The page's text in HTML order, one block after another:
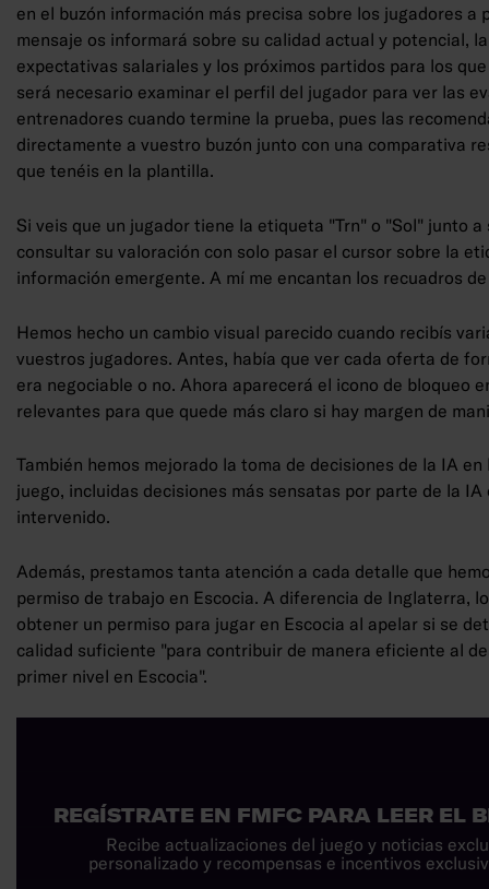
en el buzón información más precisa sobre los jugadores a
mensaje os informará sobre su calidad actual y potencial,
expectativas salariales y los próximos partidos para los
será necesario examinar el perfil del jugador para ver las
entrenadores cuando termine la prueba, pues las
directamente a vuestro buzón junto con una comparativa
que tenéis en la plantilla.
Si veis que un jugador tiene la etiqueta "Trn" o "Sol" junto
consultar su valoración con solo pasar el cursor sobre la
información emergente. A mí me encantan los recuadros
Hemos hecho un cambio visual parecido cuando recibís
vuestros jugadores. Antes, había que ver cada oferta de
era negociable o no. Ahora aparecerá el icono de bloqueo
relevantes para que quede más claro si hay margen de
También hemos mejorado la toma de decisiones de la IA
juego, incluidas decisiones más sensatas por parte de la IA
intervenido.
Además, prestamos tanta atención a cada detalle que
permiso de trabajo en Escocia. A diferencia de Inglaterra,
obtener un permiso para jugar en Escocia al apelar si se
calidad suficiente "para contribuir de manera eficiente al
primer nivel en Escocia".
REGÍSTRATE EN FMFC PARA LEER EL
Recibe actualizaciones del juego y noticias
personalizado y recompensas e incentivos